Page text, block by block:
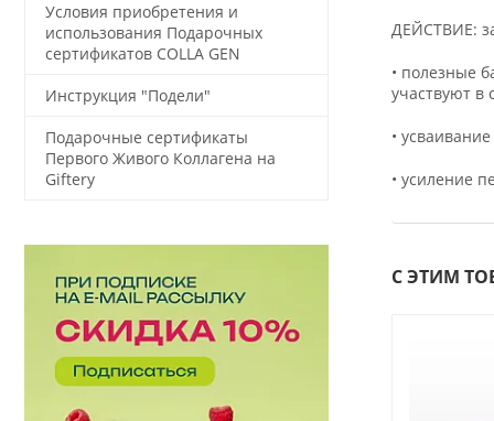
ДЕЙСТВИЕ:
• полезные
участвуют в
•
• усиление
С ЭТИМ
Условия приобретения и
использования Подарочных
сертификатов COLLA GEN
Инструкция "Подели"
Подарочные сертификаты
Первого Живого Коллагена на
Giftery